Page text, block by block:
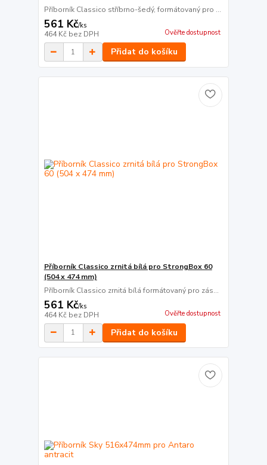
Příborník Classico stříbrno-šedý, formátovaný pro ...
561 Kč/ks
464 Kč bez DPH Ověřte dostupnost
Přidat do košíku
Příborník Classico zrnitá bílá pro StrongBox 60
(504 x 474 mm)
Příborník Classico zrnitá bílá formátovaný pro zás...
561 Kč/ks
464 Kč bez DPH Ověřte dostupnost
Přidat do košíku